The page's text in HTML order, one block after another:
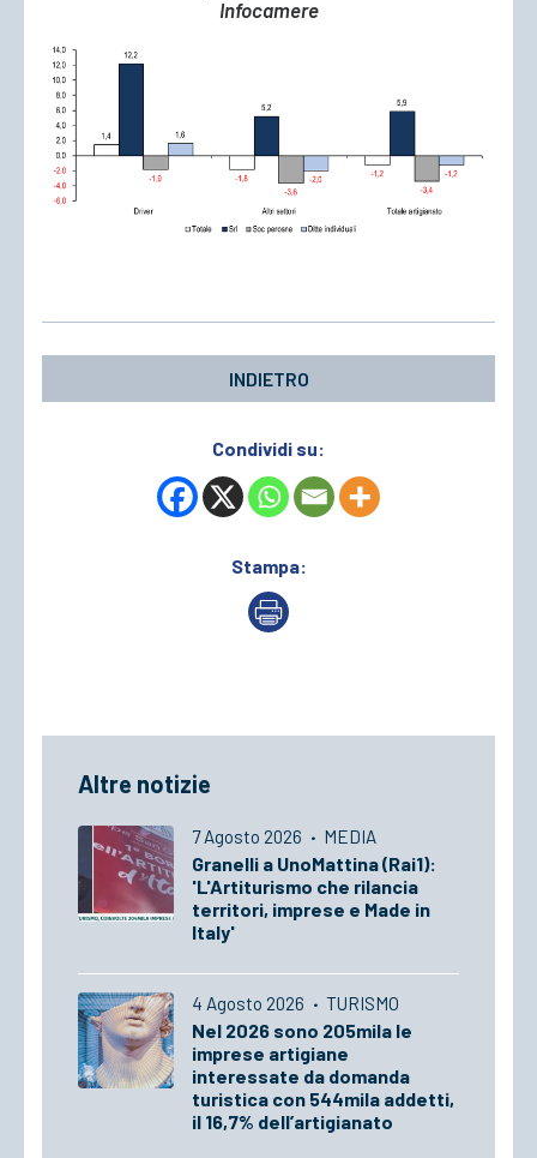
Infocamere
INDIETRO
Condividi su:
Stampa:
Altre notizie
7 Agosto 2026 · MEDIA
Granelli a UnoMattina (Rai1):
'L'Artiturismo che rilancia
territori, imprese e Made in
Italy'
4 Agosto 2026 · TURISMO
Nel 2026 sono 205mila le
imprese artigiane
interessate da domanda
turistica con 544mila addetti,
il 16,7% dell’artigianato